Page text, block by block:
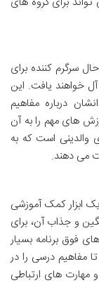
سرگرم کننده برای
خواهند یافت. این
درباره مفاهیم
های مهم را به آن
والدینی است که به
می دهند.
ابزار کمک آموزشی
و جذاب آن، برای
فوق برنامه بسیار
مفاهیم درسی را در
و مهارت های ارتباطی